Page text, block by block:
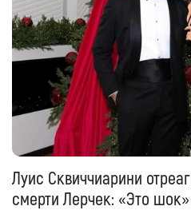
Луис Сквиччиарини
смерти Лерчек: «Это шок»